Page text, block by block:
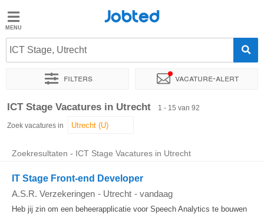
Jobted
Vacatures
Salarissen
Jobted
ICT Stage, Utrecht
Filters Vacature-alert
Sorteer op Exacte locatie Bedrijf Uitzendbureau
ICT Stage Vacatures in Utrecht 1 - 15 van 92
Zoek vacatures in
Zoekresultaten - ICT Stage Vacatures in Utrecht
IT Stage Front-end Developer
A.S.R. Verzekeringen - Utrecht - vandaag
Heb jij zin om een beheerapplicatie voor Speech Analytics te bouwen